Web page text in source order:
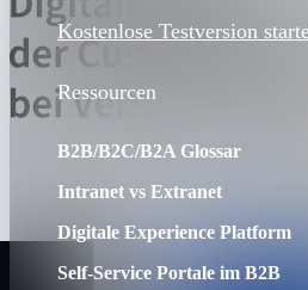
Kostenlose Testversion
Ressourcen
B2B/B2C/B2A Glossar
Intranet vs Extranet
Digitale Experience Platform
Self-Service Portale im B2B